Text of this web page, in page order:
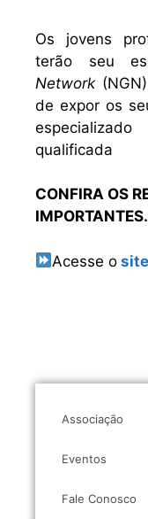
Os jovens
terão seu
Network
de expor os
qualificada
CONFIRA OS
Acesse o
Associação
Eventos
Fale Conosco